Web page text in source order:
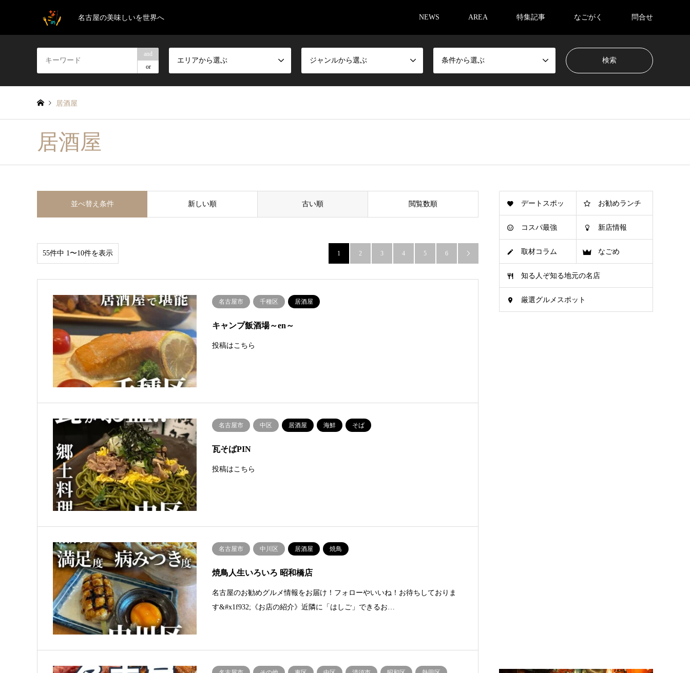
名古屋の美味しいを世界へ NEWS AREA 特集記事 なごがく 問合せ
and
or
エリアから選ぶ ジャンルから選ぶ 条件から選ぶ
居酒屋
居酒屋
並べ替え条件 新しい順 古い順 閲覧数順
55件中 1〜10件を表示 1 2 3 4 5 6 
名古屋市 千種区 居酒屋
キャンプ飯酒場～en～
投稿はこちら
名古屋市 中区 居酒屋 海鮮 そば
瓦そばPIN
投稿はこちら
名古屋市 中川区 居酒屋 焼鳥
焼鳥人生いろいろ 昭和橋店
名古屋のお勧めグルメ情報をお届け！フォローやいいね！お待ちしておりま
す&#x1f932;《お店の紹介》近隣に「はしご」できるお…
デートスポッ
ト
お勧めランチ
コスパ最強 新店情報
取材コラム なごめ
知る人ぞ知る地元の名店
厳選グルメスポット